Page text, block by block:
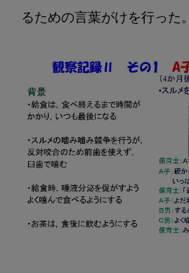
るための言葉がけを行った。